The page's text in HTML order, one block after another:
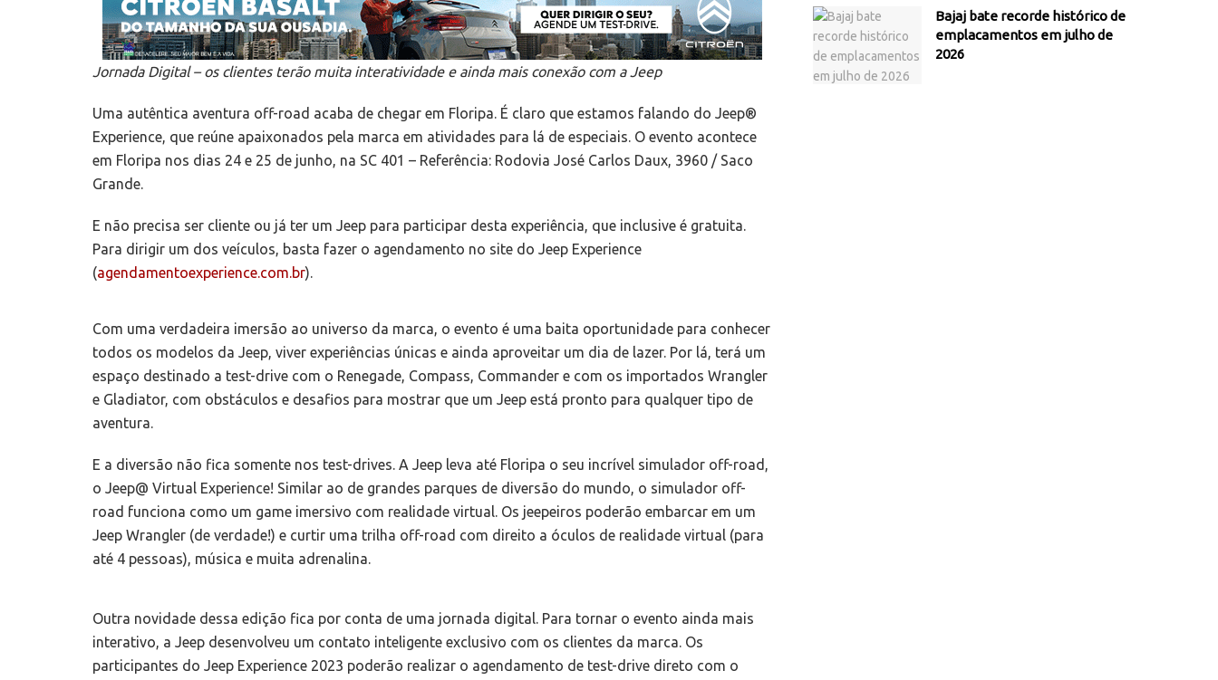
Jornada Digital – os clientes terão muita interatividade e ainda mais conexão com a Jeep
Uma autêntica aventura off-road acaba de chegar em Floripa. É claro que estamos falando do Jeep®
Experience, que reúne apaixonados pela marca em atividades para lá de especiais. O evento acontece
em Floripa nos dias 24 e 25 de junho, na SC 401 – Referência: Rodovia José Carlos Daux, 3960 / Saco
Grande.
E não precisa ser cliente ou já ter um Jeep para participar desta experiência, que inclusive é gratuita.
Para dirigir um dos veículos, basta fazer o agendamento no site do Jeep Experience
(agendamentoexperience.com.br).
Com uma verdadeira imersão ao universo da marca, o evento é uma baita oportunidade para conhecer
todos os modelos da Jeep, viver experiências únicas e ainda aproveitar um dia de lazer. Por lá, terá um
espaço destinado a test-drive com o Renegade, Compass, Commander e com os importados Wrangler
e Gladiator, com obstáculos e desafios para mostrar que um Jeep está pronto para qualquer tipo de
aventura.
E a diversão não fica somente nos test-drives. A Jeep leva até Floripa o seu incrível simulador off-road,
o Jeep@ Virtual Experience! Similar ao de grandes parques de diversão do mundo, o simulador off-
road funciona como um game imersivo com realidade virtual. Os jeepeiros poderão embarcar em um
Jeep Wrangler (de verdade!) e curtir uma trilha off-road com direito a óculos de realidade virtual (para
até 4 pessoas), música e muita adrenalina.
Outra novidade dessa edição fica por conta de uma jornada digital. Para tornar o evento ainda mais
interativo, a Jeep desenvolveu um contato inteligente exclusivo com os clientes da marca. Os
participantes do Jeep Experience 2023 poderão realizar o agendamento de test-drive direto com o
Bajaj bate recorde histórico de
emplacamentos em julho de
2026